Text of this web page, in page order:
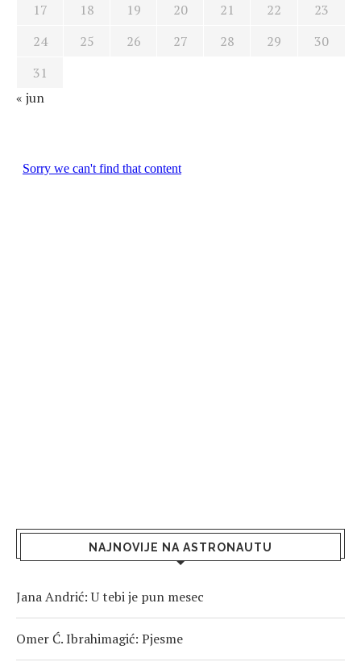
17
18 19 20 21 22
23
24
25 26 27 28 29
30
31
« jun
NAJNOVIJE NA ASTRONAUTU
Jana Andrić: U tebi je pun mesec
Omer Ć. Ibrahimagić: Pjesme